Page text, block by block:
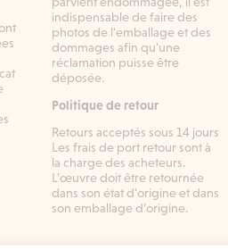
indispensable de faire des
photos de l'emballage et des
dommages afin qu'une
réclamation puisse être
déposée.
Politique de retour
Retours acceptés sous 14 jours
Les frais de port retour sont à
la charge des acheteurs.
L’œuvre doit être retournée
dans son état d'origine et dans
son emballage d’origine.